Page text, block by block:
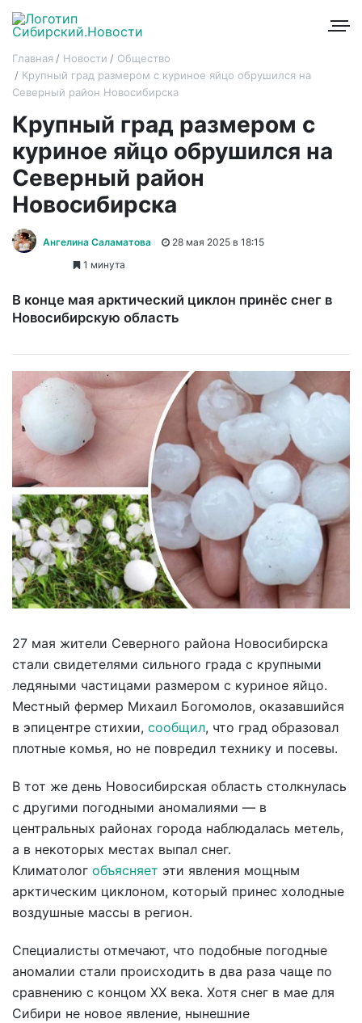
Главная Новости
Общество
Крупный град размером с куриное яйцо обрушился на
Северный район Новосибирска
Крупный град размером с
куриное яйцо обрушился на
Северный район
Новосибирска
Ангелина Саламатова
28 мая 2025 в 18:15
1 минута
В конце мая арктический циклон принёс снег в
Новосибирскую область
27 мая жители Северного района Новосибирска
стали свидетелями сильного града с крупными
ледяными частицами размером с куриное яйцо.
Местный фермер Михаил Богомолов, оказавшийся
в эпицентре стихии, сообщил, что град образовал
плотные комья, но не повредил технику и посевы.
В тот же день Новосибирская область столкнулась
с другими погодными аномалиями — в
центральных районах города наблюдалась метель,
а в некоторых местах выпал снег.
Климатолог объясняет эти явления мощным
арктическим циклоном, который принес холодные
воздушные массы в регион.
Специалисты отмечают, что подобные погодные
аномалии стали происходить в два раза чаще по
сравнению с концом XX века. Хотя снег в мае для
Сибири не новое явление, нынешние